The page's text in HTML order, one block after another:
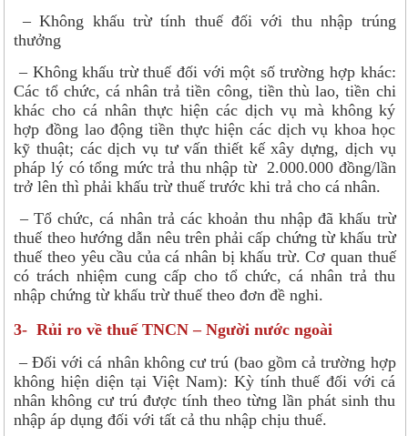
– Không khấu trừ tính thuế đối với thu nhập trúng
thưởng
– Không khấu trừ thuế đối với một số trường hợp khác:
Các tổ chức, cá nhân trả tiền công, tiền thù lao, tiền chi
khác cho cá nhân thực hiện các dịch vụ mà không ký
hợp đồng lao động tiền thực hiện các dịch vụ khoa học
kỹ thuật; các dịch vụ tư vấn thiết kế xây dựng, dịch vụ
pháp lý có tổng mức trả thu nhập từ 2.000.000 đồng/lần
trở lên thì phải khấu trừ thuế trước khi trả cho cá nhân.
– Tổ chức, cá nhân trả các khoản thu nhập đã khấu trừ
thuế theo hướng dẫn nêu trên phải cấp chứng từ khấu trừ
thuế theo yêu cầu của cá nhân bị khấu trừ. Cơ quan thuế
có trách nhiệm cung cấp cho tổ chức, cá nhân trả thu
nhập chứng từ khấu trừ thuế theo đơn đề nghi.
3- Rủi ro về thuế TNCN – Người nước ngoài
– Đối với cá nhân không cư trú (bao gồm cả trường hợp
không hiện diện tại Việt Nam): Kỳ tính thuế đối với cá
nhân không cư trú được tính theo từng lần phát sinh thu
nhập áp dụng đối với tất cả thu nhập chịu thuế.